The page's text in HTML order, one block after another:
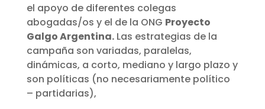
el apoyo de diferentes colegas
abogadas/os y el de la ONG Proyecto
Galgo Argentina.Las estrategias de la
campaña son variadas, paralelas,
dinámicas, a corto, mediano y largo plazo y
son políticas (no necesariamente político
– partidarias),